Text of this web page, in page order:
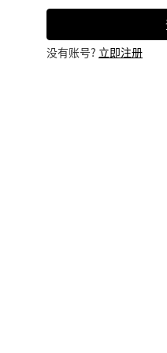
没有账号? 立即注册